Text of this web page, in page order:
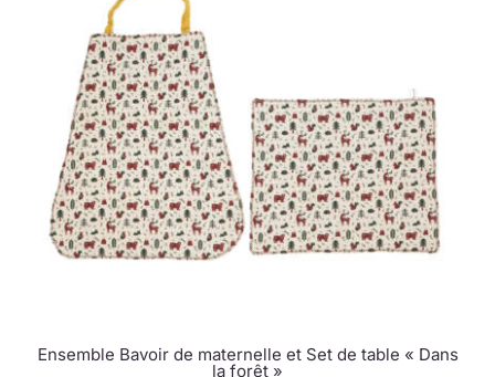
Ensemble Bavoir de maternelle et Set de table « Dans
la forêt »